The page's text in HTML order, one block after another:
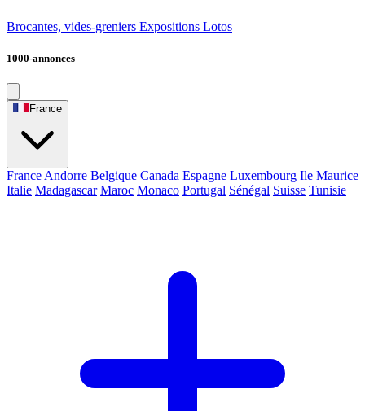
Brocantes, vides-greniers Expositions Lotos
1000-annonces
France
France Andorre Belgique Canada Espagne Luxembourg Ile Maurice
Italie Madagascar Maroc Monaco Portugal Sénégal Suisse Tunisie